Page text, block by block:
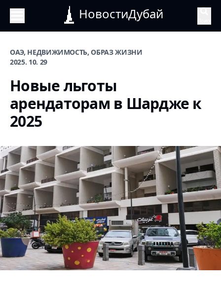
НовостиДубай
ОАЭ, НЕДВИЖИМОСТЬ, ОБРАЗ ЖИЗНИ
2025. 10. 29
Новые льготы
арендаторам в Шардже к
2025